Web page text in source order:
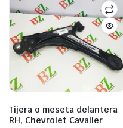
Tijera o meseta delantera
RH, Chevrolet Cavalier